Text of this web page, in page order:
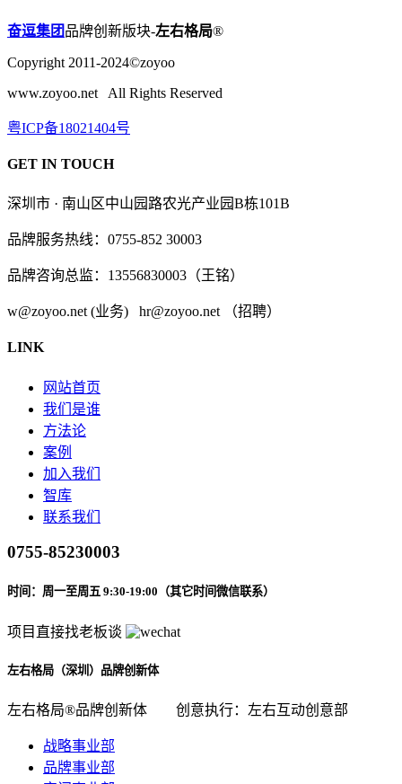
奋逗集团品牌创新版块-左右格局®
Copyright 2011-2024©zoyoo
www.zoyoo.net All Rights Reserved
粤ICP备18021404号
GET IN TOUCH
深圳市 · 南山区中山园路农光产业园B栋101B
品牌服务热线：0755-852 30003
品牌咨询总监：13556830003（王铭）
w@zoyoo.net (业务) hr@zoyoo.net （招聘）
LINK
网站首页
我们是谁
方法论
案例
加入我们
智库
联系我们
0755-85230003
时间：周一至周五 9:30-19:00（其它时间微信联系）
项目直接找老板谈
左右格局（深圳）品牌创新体
左右格局®品牌创新体 创意执行：左右互动创意部
战略事业部
品牌事业部